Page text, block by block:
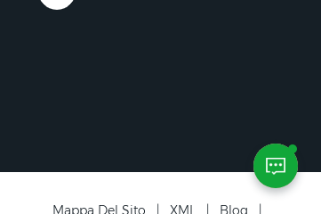
Mappa Del Sito XML Blog